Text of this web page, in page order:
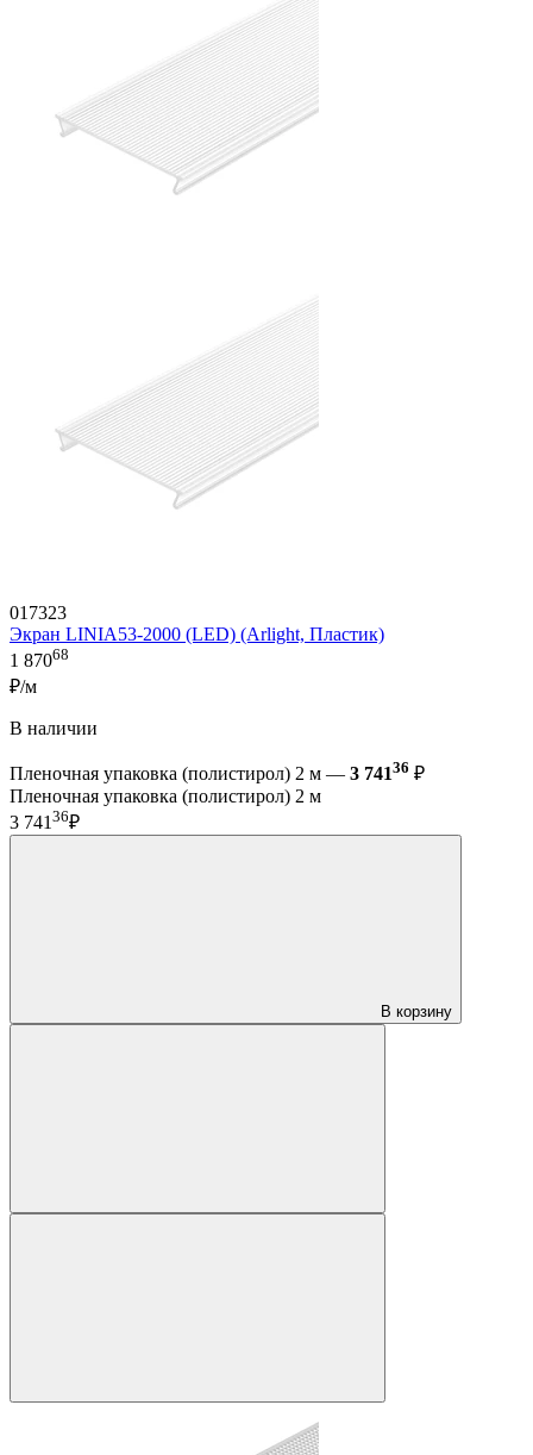
017323
Экран LINIA53-2000 (LED) (Arlight, Пластик)
1 87068
₽/м
В наличии
Пленочная упаковка (полистирол) 2 м — 3 74136 ₽
Пленочная упаковка (полистирол) 2 м
3 74136₽
В корзину